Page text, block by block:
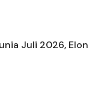
Juli 2026, Elon